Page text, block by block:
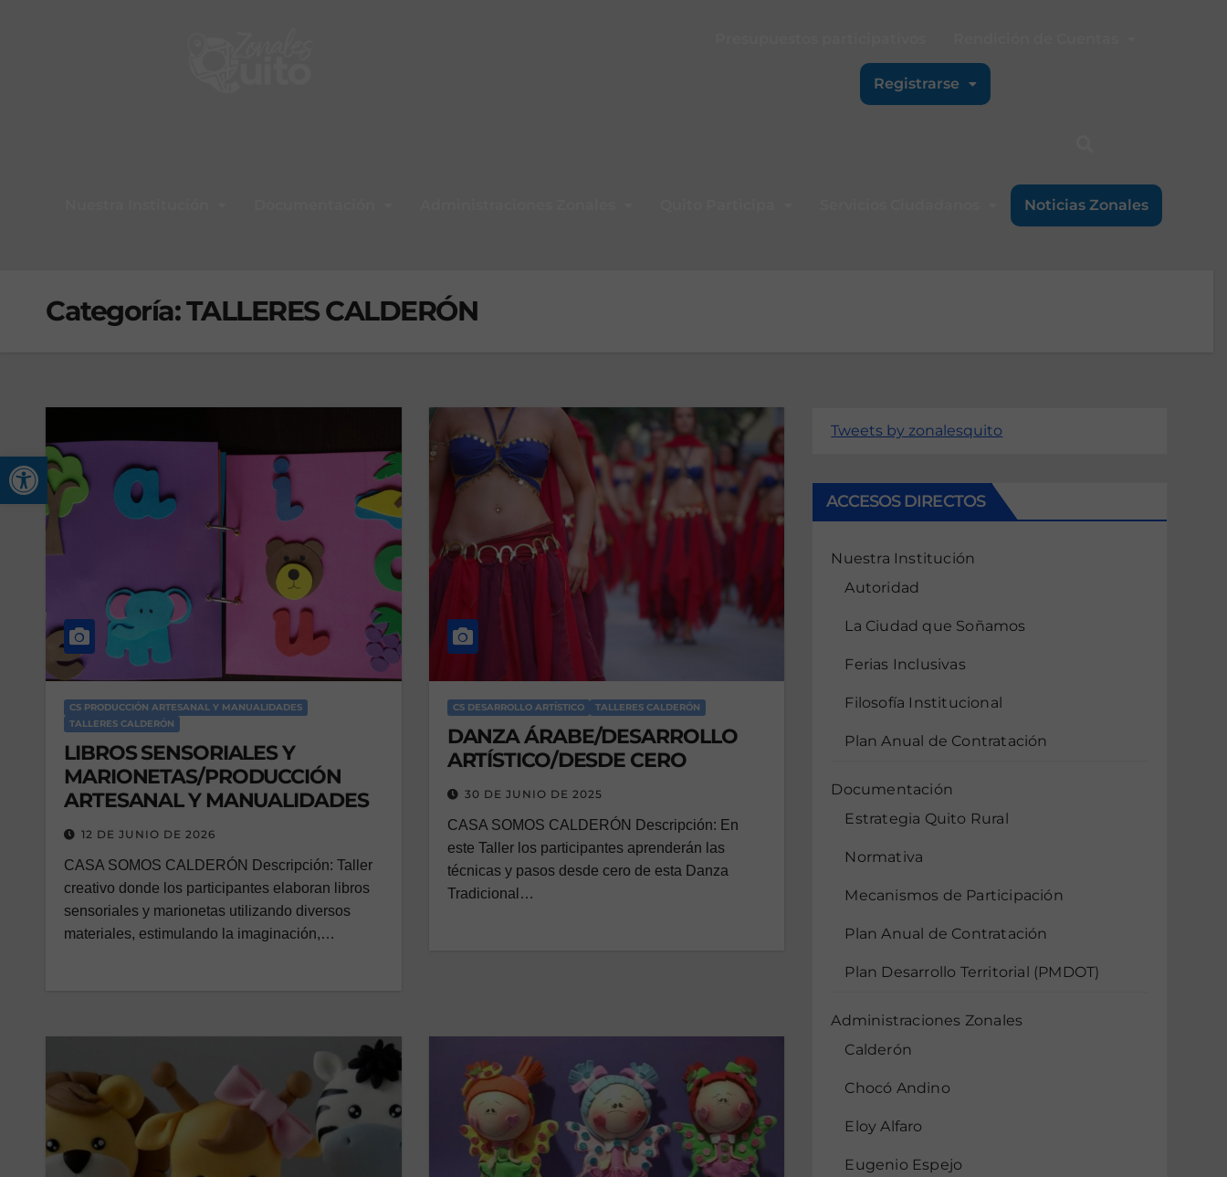
Abrir barra de herramientas
Registrarse
Noticias Zonales
Categoría:TALLERES CALDERÓN
CS PRODUCCIÓN ARTESANAL Y MANUALIDADES
TALLERES CALDERÓN
LIBROS SENSORIALES Y
MARIONETAS/PRODUCCIÓN
ARTESANAL Y MANUALIDADES
12 DE JUNIO DE 2026
CASA SOMOS CALDERÓN Descripción: Taller
creativo donde los participantes elaboran libros
sensoriales y marionetas utilizando diversos
materiales, estimulando la imaginación,…
CS DESARROLLO ARTÍSTICO TALLERES CALDERÓN
DANZA ÁRABE/DESARROLLO
ARTÍSTICO/DESDE CERO
30 DE JUNIO DE 2025
CASA SOMOS CALDERÓN Descripción: En
este Taller los participantes aprenderán las
técnicas y pasos desde cero de esta Danza
Tradicional…
Tweets by zonalesquito
ACCESOS DIRECTOS
Nuestra Institución
Autoridad
La Ciudad que Soñamos
Ferias Inclusivas
Filosofía Institucional
Plan Anual de Contratación
Documentación
Estrategia Quito Rural
Normativa
Mecanismos de Participación
Plan Anual de Contratación
Plan Desarrollo Territorial (PMDOT)
Administraciones Zonales
Calderón
Chocó Andino
Eloy Alfaro
Eugenio Espejo